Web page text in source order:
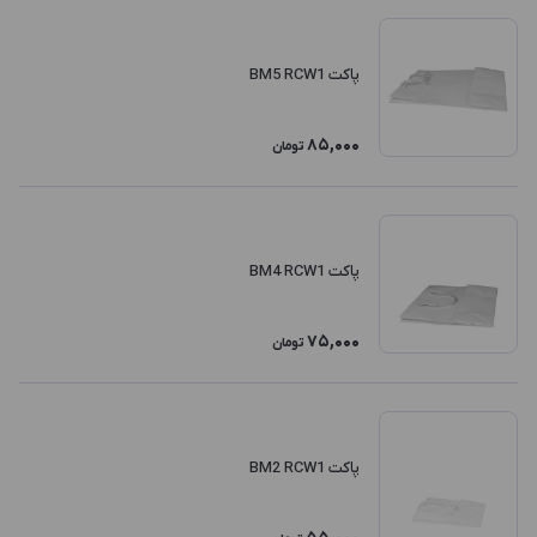
پاکت BM5 RCW1
85,000 تومان
پاکت BM4 RCW1
75,000 تومان
پاکت BM2 RCW1